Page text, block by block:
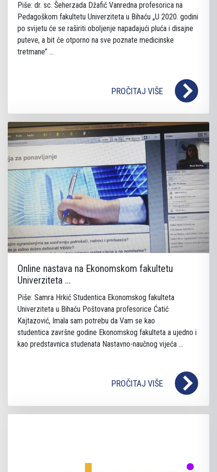
Piše: dr. sc. Šeherzada Džafić Vanredna profesorica na
Pedagoškom fakultetu Univerziteta u Bihaću „U 2020. godini
po svijetu će se raširiti oboljenje napadajući pluća i disajne
puteve, a bit će otporno na sve poznate medicinske
tretmane” ...
PROČITAJ VIŠE
Online nastava na Ekonomskom fakultetu
Univerziteta ...
Piše: Samra Hrkić Studentica Ekonomskog fakulteta
Univerziteta u Bihaću Poštovana profesorice Ćatić
Kajtazović, Imala sam potrebu da Vam se kao
studentica završne godine Ekonomskog fakulteta a ujedno i
kao predstavnica studenata Nastavno-naučnog vijeća ...
PROČITAJ VIŠE